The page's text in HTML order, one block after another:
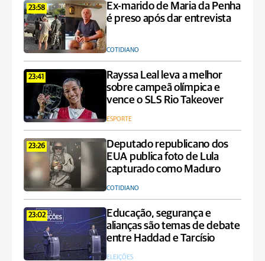
23:58
Ex-marido de Maria da Penha
é preso após dar entrevista
COTIDIANO
23:41
Rayssa Leal leva a melhor
sobre campeã olímpica e
vence o SLS Rio Takeover
ESPORTE
23:26
Deputado republicano dos
EUA publica foto de Lula
capturado como Maduro
COTIDIANO
23:02
Educação, segurança e
alianças são temas de debate
entre Haddad e Tarcísio
ELEIÇÕES